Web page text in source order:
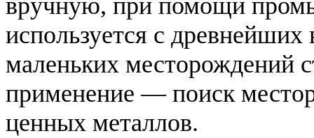
вручную, при помощи
используется с
маленьких месторождений
применение — поиск
ценных металлов.